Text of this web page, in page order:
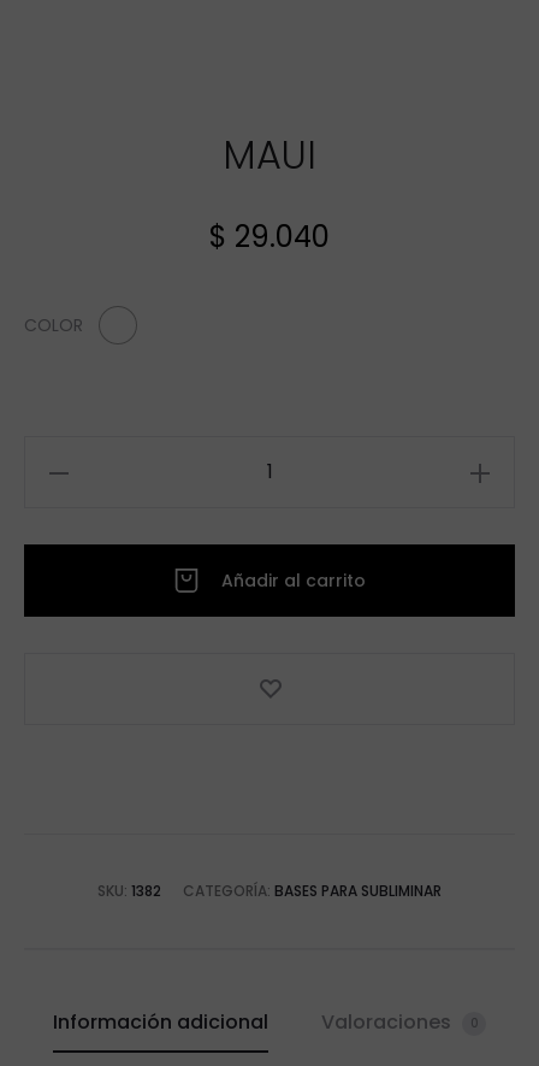
MAUI
$ 29.040
COLOR
Añadir al carrito
SKU: 1382 CATEGORÍA: BASES PARA SUBLIMINAR
Información adicional Valoraciones 0